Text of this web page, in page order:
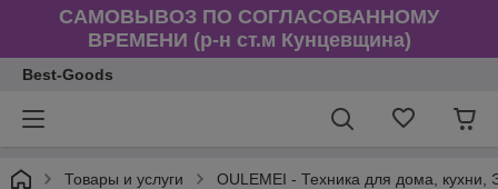
САМОВЫВОЗ ПО СОГЛАСОВАННОМУ
ВРЕМЕНИ (р-н ст.м Кунцевщина)
Best-Goods
Товары и услуги OULEMEI - Техника для дома, кухни,